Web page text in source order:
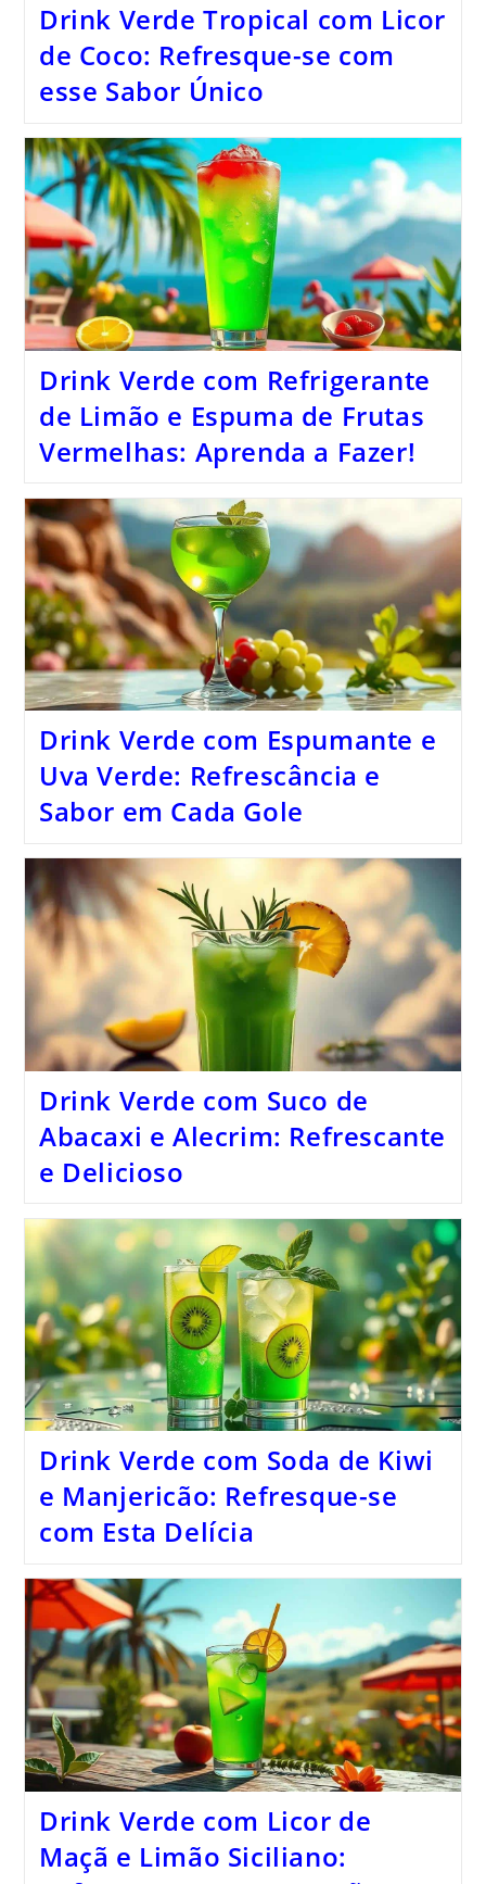
Drink Verde Tropical com Licor
de Coco: Refresque-se com
esse Sabor Único
Drink Verde com Refrigerante
de Limão e Espuma de Frutas
Vermelhas: Aprenda a Fazer!
Drink Verde com Espumante e
Uva Verde: Refrescância e
Sabor em Cada Gole
Drink Verde com Suco de
Abacaxi e Alecrim: Refrescante
e Delicioso
Drink Verde com Soda de Kiwi
e Manjericão: Refresque-se
com Esta Delícia
Drink Verde com Licor de
Maçã e Limão Siciliano: